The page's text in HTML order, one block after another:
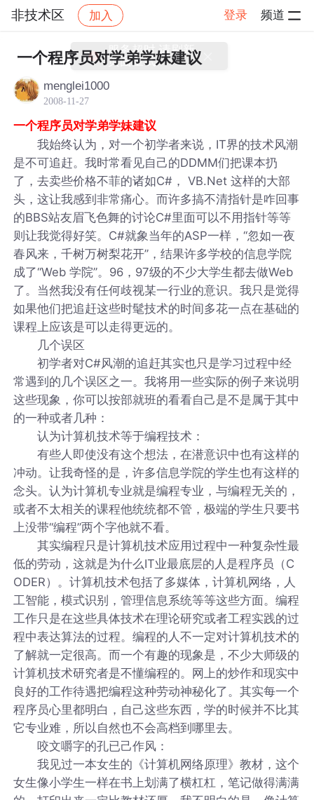
非技术区 加入 登录 频道
社区 非技术区 帖子详情
一个程序员对学弟学妹建议
menglei1000
2008-11-27
一个程序员对学弟学妹建议
我始终认为，对一个初学者来说，IT界的技术风潮
是不可追赶。我时常看见自己的DDMM们把课本扔
了，去卖些价格不菲的诸如C#， VB.Net 这样的大部
头，这让我感到非常痛心。而许多搞不清指针是咋回事
的BBS站友眉飞色舞的讨论C#里面可以不用指针等等
则让我觉得好笑。C#就象当年的ASP一样，“忽如一夜
春风来，千树万树梨花开”，结果许多学校的信息学院
成了“Web 学院”。96，97级的不少大学生都去做Web
了。当然我没有任何歧视某一行业的意识。我只是觉得
如果他们把追赶这些时髦技术的时间多花一点在基础的
课程上应该是可以走得更远的。
几个误区
初学者对C#风潮的追赶其实也只是学习过程中经
常遇到的几个误区之一。我将用一些实际的例子来说明
这些现象，你可以按部就班的看看自己是不是属于其中
的一种或者几种：
认为计算机技术等于编程技术：
有些人即使没有这个想法，在潜意识中也有这样的
冲动。让我奇怪的是，许多信息学院的学生也有这样的
念头。认为计算机专业就是编程专业，与编程无关的，
或者不太相关的课程他统统都不管，极端的学生只要书
上没带“编程”两个字他就不看。
其实编程只是计算机技术应用过程中一种复杂性最
低的劳动，这就是为什么IT业最底层的人是程序员（C
ODER）。计算机技术包括了多媒体，计算机网络，人
工智能，模式识别，管理信息系统等等这些方面。编程
工作只是在这些具体技术在理论研究或者工程实践的过
程中表达算法的过程。编程的人不一定对计算机技术的
了解就一定很高。而一个有趣的现象是，不少大师级的
计算机技术研究者是不懂编程的。网上的炒作和现实中
良好的工作待遇把编程这种劳动神秘化了。其实每一个
程序员心里都明白，自己这些东西，学的时候并不比其
它专业难，所以自然也不会高档到哪里去。
咬文嚼字的孔已己作风：
我见过一本女生的《计算机网络原理》教材，这个
女生像小学生一样在书上划满了横杠杠，笔记做得满满